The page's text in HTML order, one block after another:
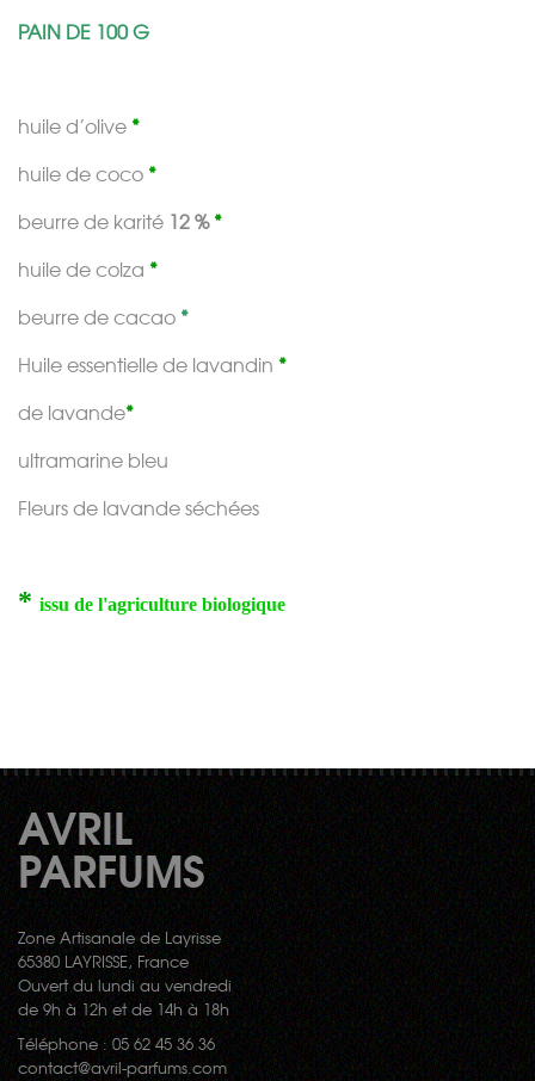
PAIN DE 100 G
huile d’olive *
huile de coco *
beurre de karité 12 %*
huile de colza *
beurre de cacao *
Huile essentielle de lavandin *
de lavande*
ultramarine bleu
Fleurs de lavande séchées
* issu de l'agriculture biologique
AVRIL
PARFUMS
Zone Artisanale de Layrisse
65380 LAYRISSE, France
Ouvert du lundi au vendredi
de 9h à 12h et de 14h à 18h
Téléphone : 05 62 45 36 36
contact@avril-parfums.com